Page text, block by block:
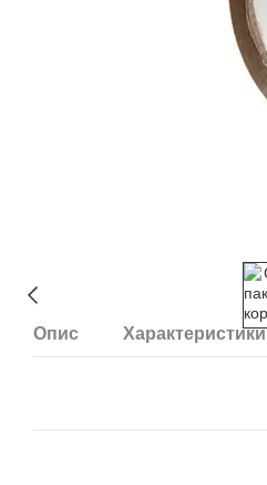
Опис Характеристики